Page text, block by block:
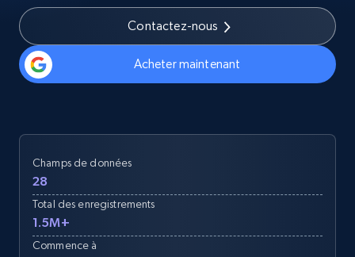
Contactez-nous
Acheter maintenant
Champs de données
28
Total des enregistrements
1.5M+
Commence à